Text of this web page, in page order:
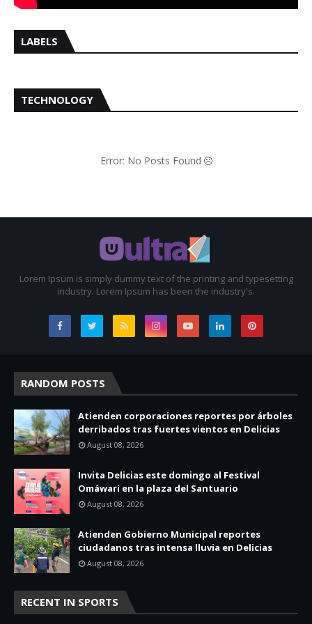
LABELS
TECHNOLOGY
Error: No Posts Found
Lorem Ipsum is simply dummy text of the printing and typesetting
industry. Lorem Ipsum has been the industry's.
RANDOM POSTS
Atienden corporaciones reportes por árboles
derribados tras fuertes vientos en Delicias
August 08, 2026
Invita Delicias este domingo al Festival
Omáwari en la plaza del Santuario
August 08, 2026
Atienden Gobierno Municipal reportes
ciudadanos tras intensa lluvia en Delicias
August 08, 2026
RECENT IN SPORTS